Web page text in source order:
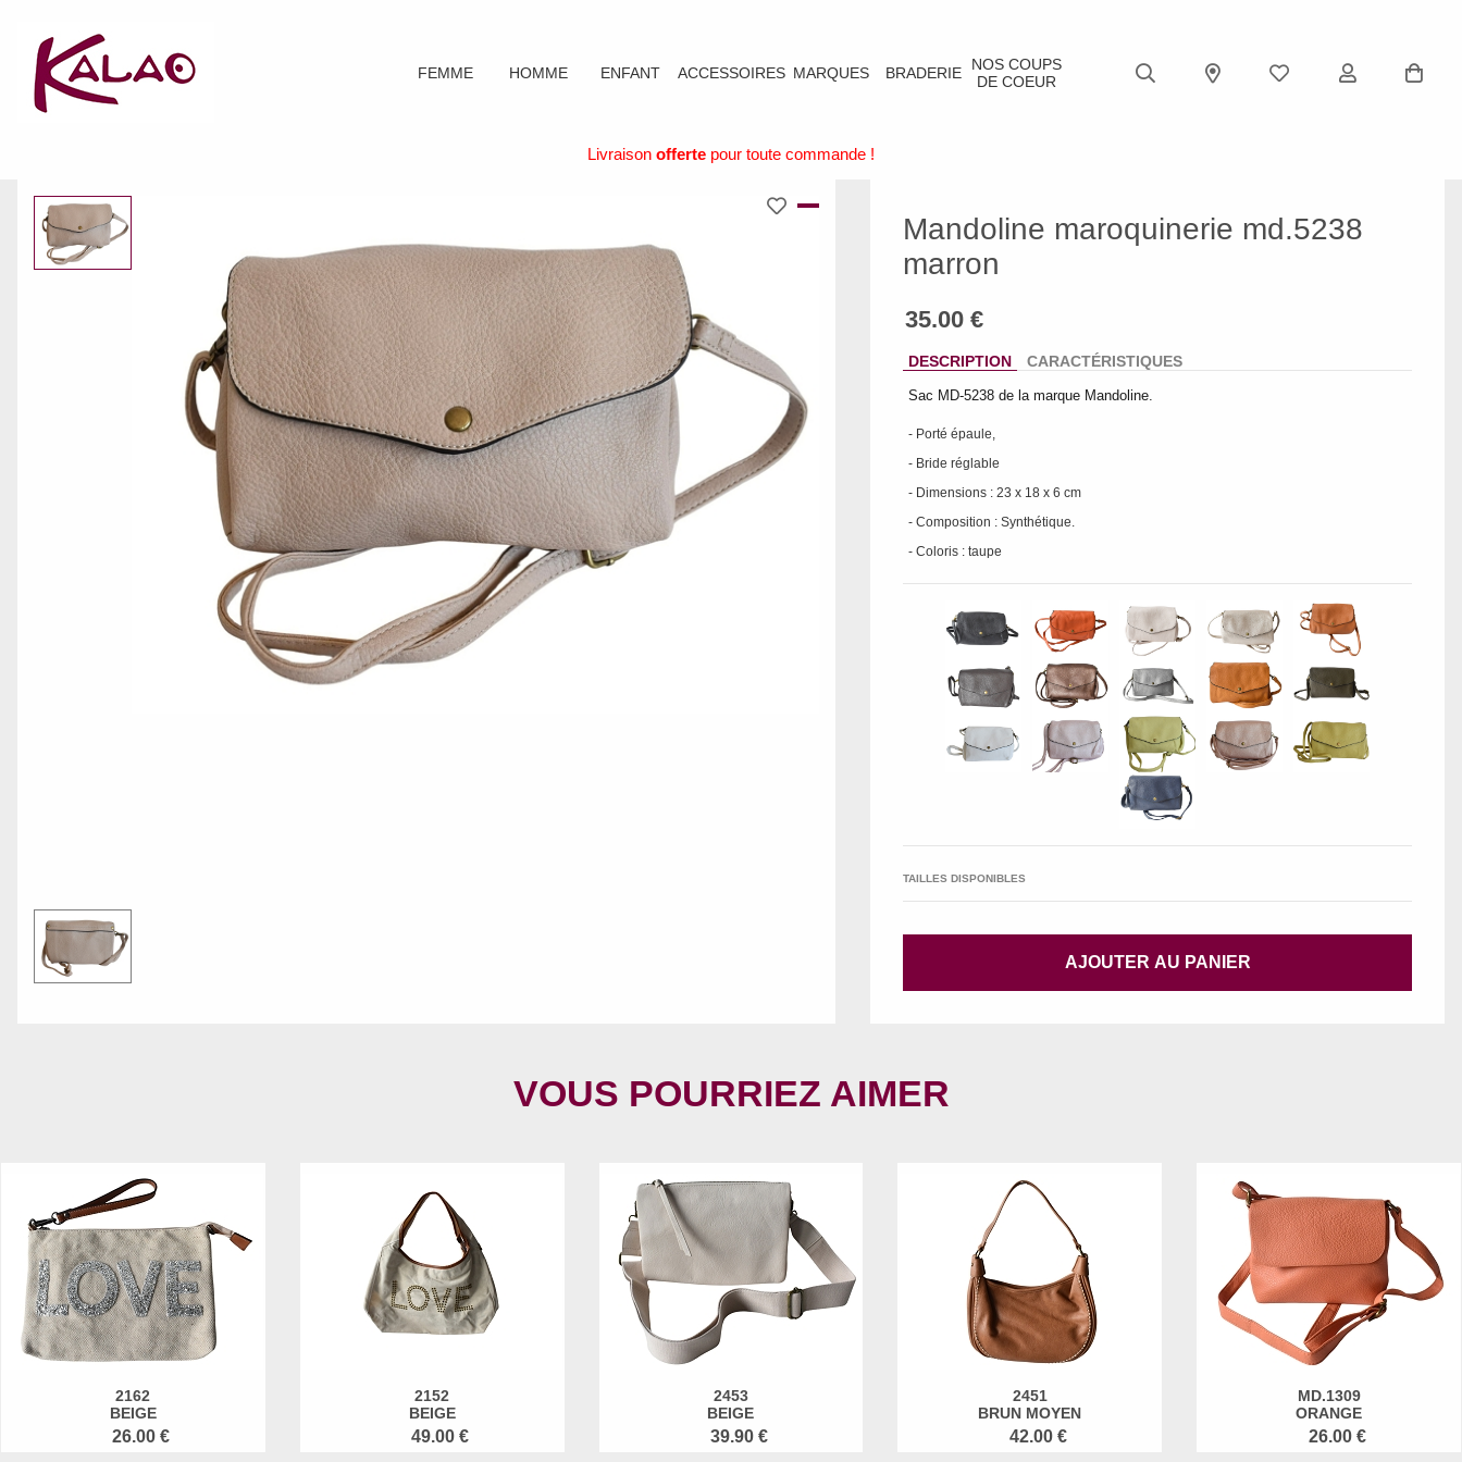
FEMME HOMME ENFANT ACCESSOIRES MARQUES BRADERIE
NOS COUPS
DE COEUR
Livraison offerte pour toute commande !
Mandoline maroquinerie md.5238
marron
DESCRIPTION CARACTÉRISTIQUES
Sac MD-5238 de la marque Mandoline.
- Porté épaule,
- Bride réglable
- Dimensions : 23 x 18 x 6 cm
- Composition : Synthétique.
- Coloris : taupe
TAILLES DISPONIBLES
AJOUTER AU PANIER
VOUS POURRIEZ AIMER
2162
BEIGE
26.00 €
2152
BEIGE
49.00 €
2453
BEIGE
39.90 €
2451
BRUN MOYEN
42.00 €
MD.1309
ORANGE
26.00 €